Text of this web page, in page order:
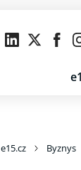
e15.cz Byznys